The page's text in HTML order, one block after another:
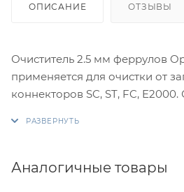
ОПИСАНИЕ ОТЗЫВЫ
Очиститель 2.5 мм феррулов
применяется для очистки от
коннекторов SC, ST, FC,
Аналогичные товары